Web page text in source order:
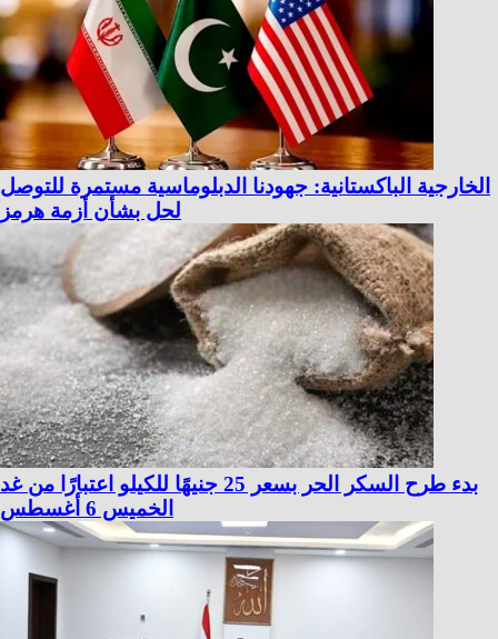
الخارجية الباكستانية: جهودنا الدبلوماسية مستمرة للتوصل
لحل بشأن أزمة هرمز
بدء طرح السكر الحر بسعر 25 جنيهًا للكيلو اعتبارًا من غد
الخميس 6 أغسطس